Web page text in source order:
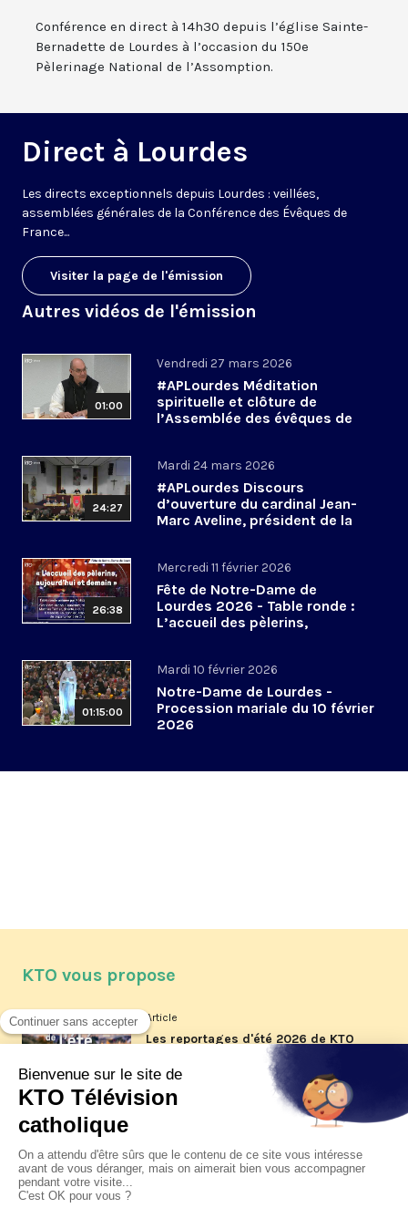
Conférence en direct à 14h30 depuis l’église Sainte-
Bernadette de Lourdes à l’occasion du 150e
Pèlerinage National de l’Assomption.
Direct à Lourdes
Les directs exceptionnels depuis Lourdes : veillées,
assemblées générales de la Conférence des Évêques de
France...
Visiter la page de l'émission
Autres vidéos de l'émission
01:00
Vendredi 27 mars 2026
#APLourdes Méditation
spirituelle et clôture de
l’Assemblée des évêques de
24:27
Mardi 24 mars 2026
#APLourdes Discours
d’ouverture du cardinal Jean-
Marc Aveline, président de la
26:38
Mercredi 11 février 2026
Fête de Notre-Dame de
Lourdes 2026 - Table ronde :
L’accueil des pèlerins,
01:15:00
Mardi 10 février 2026
Notre-Dame de Lourdes -
Procession mariale du 10 février
2026
KTO vous propose
Article
Les reportages d'été 2026 de KTO
Article
La visite pastorale du pape Léon
jeudi 6 août